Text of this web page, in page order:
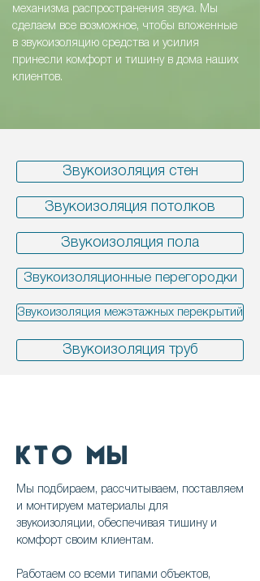
механизма распространения звука. Мы
сделаем все возможное, чтобы вложенные
в звукоизоляцию средства и усилия
принесли комфорт и тишину в дома наших
клиентов.
Звукоизоляция стен
Звукоизоляция потолков
Звукоизоляция пола
Звукоизоляционные перегородки
Звукоизоляция межэтажных перекрытий
Звукоизоляция труб
КТО МЫ
Мы подбираем, рассчитываем, поставляем
и монтируем материалы для
звукоизоляции, обеспечивая тишину и
комфорт своим клиентам.
Работаем со всеми типами объектов,